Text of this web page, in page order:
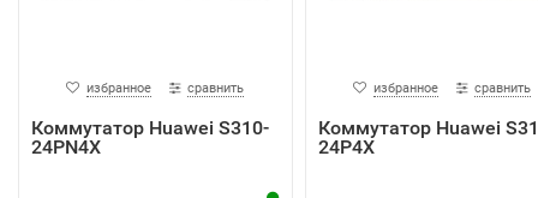
избранное сравнить
Коммутатор Huawei S310-
24PN4X
избранное сравнить
Коммутатор Huawei
24P4X